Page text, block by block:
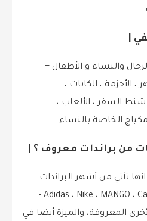
|
والنساء و الأطفال =
، الكابات ،
السفر ، الألعاب ،
الخاصة بالنساء.
من براندات معروف ؟ |
انها تأتي من أشهر البراندات
العالمية مثل Adidas ، Nike ، MANGO ، Calvin Klein -
المعروفة، والميزة أيضا في